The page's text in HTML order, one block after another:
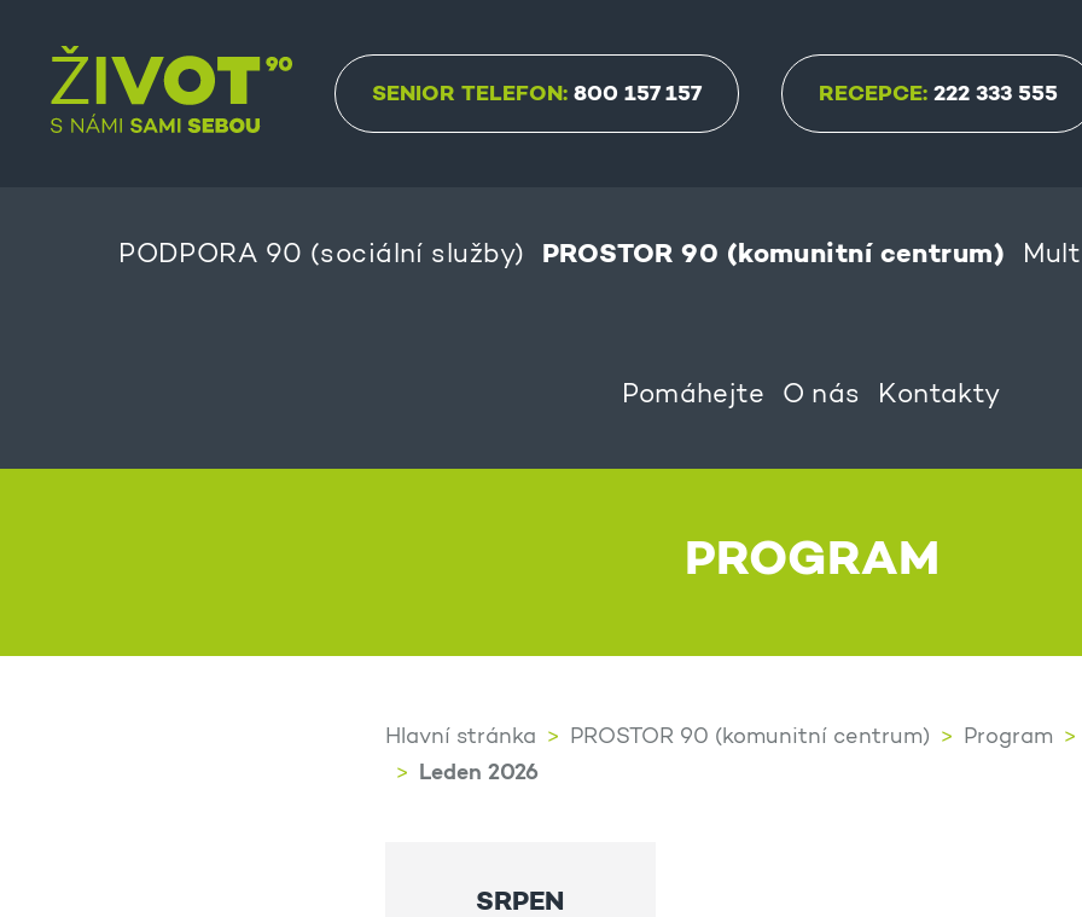
SENIOR TELEFON: 800 157 157 RECEPCE: 222 333 555
PODPORA 90 (sociální služby) PROSTOR 90 (komunitní centrum)
Pomáhejte O nás Kontakty
PROGRAM
Hlavní stránka PROSTOR 90 (komunitní centrum) Program
Leden 2026
SRPEN